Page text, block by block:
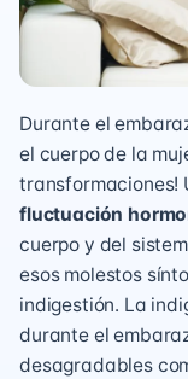
Durante el
el cuerpo de la
transformaciones!
fluctuación
cuerpo y del
esos molestos
indigestión. La
durante el
desagradables